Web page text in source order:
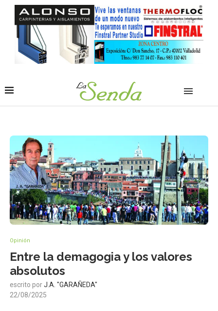
Opinión
Entre la demagogia y los valores
absolutos
escrito porJ.A. "GARAÑEDA"
22/08/2025